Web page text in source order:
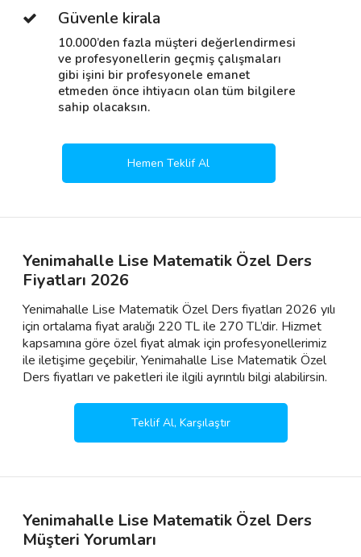
Güvenle kirala
10.000’den fazla müşteri değerlendirmesi
ve profesyonellerin geçmiş çalışmaları
gibi işini bir profesyonele emanet
etmeden önce ihtiyacın olan tüm bilgilere
sahip olacaksın.
Hemen Teklif Al
Yenimahalle Lise Matematik Özel Ders
Fiyatları 2026
Yenimahalle Lise Matematik Özel Ders fiyatları 2026 yılı
için ortalama fiyat aralığı 220 TL ile 270 TL’dir. Hizmet
kapsamına göre özel fiyat almak için profesyonellerimiz
ile iletişime geçebilir, Yenimahalle Lise Matematik Özel
Ders fiyatları ve paketleri ile ilgili ayrıntılı bilgi alabilirsin.
Teklif Al, Karşılaştır
Yenimahalle Lise Matematik Özel Ders
Müşteri Yorumları